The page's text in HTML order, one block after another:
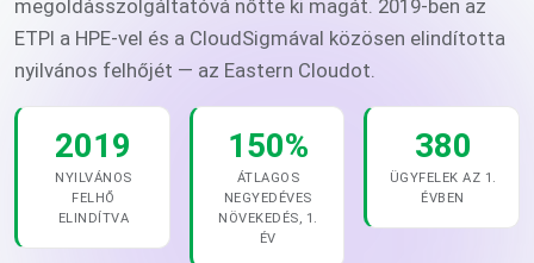
megoldásszolgáltatóvá nőtte ki magát. 2019-ben az
ETPI a HPE-vel és a CloudSigmával közösen elindította
nyilvános felhőjét — az Eastern Cloudot.
2019
NYILVÁNOS
FELHŐ
ELINDÍTVA
150%
ÁTLAGOS
NEGYEDÉVES
NÖVEKEDÉS, 1.
ÉV
380
ÜGYFELEK AZ 1.
ÉVBEN